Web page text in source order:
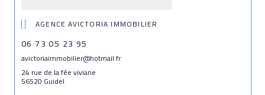
AGENCE AVICTORIA IMMOBILIER
06 73 05 23 95
avictoriaimmobilier@hotmail.fr
24 rue de la fée viviane
56520 Guidel